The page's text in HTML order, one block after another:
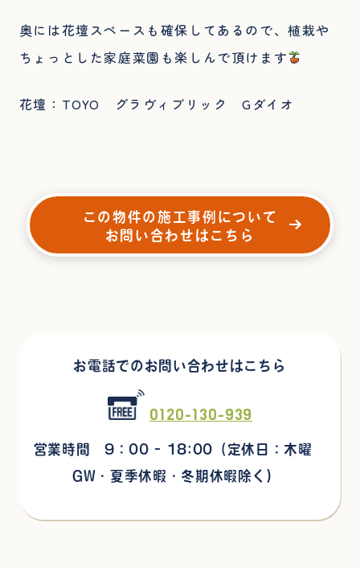
奥には花壇スペースも確保してあるので、植栽や
ちょっとした家庭菜園も楽しんで頂けます
花壇：TOYO グラヴィブリック Gダイオ
この物件の施工事例について
お問い合わせはこちら
お電話でのお問い合わせはこちら
0120-130-939
営業時間 9：00 - 18:00 （定休日：木曜
GW・夏季休暇・冬期休暇除く)